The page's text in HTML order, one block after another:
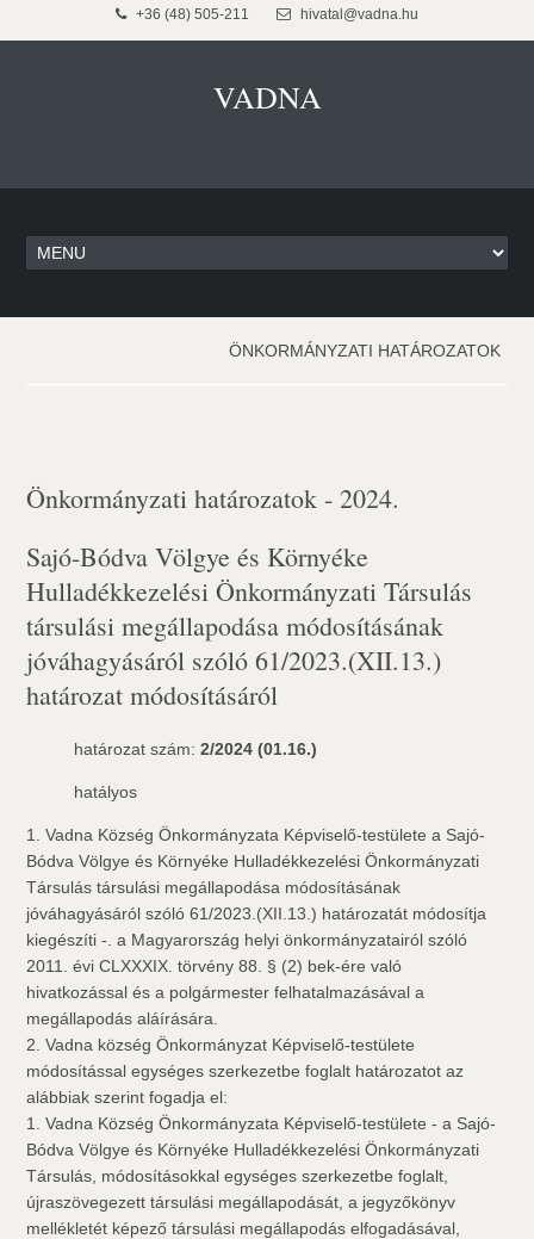
+36 (48) 505-211 hivatal@vadna.hu
VADNA
ÖNKORMÁNYZATI HATÁROZATOK
Önkormányzati határozatok - 2024.
Sajó-Bódva Völgye és Környéke
Hulladékkezelési Önkormányzati Társulás
társulási megállapodása módosításának
jóváhagyásáról szóló 61/2023.(XII.13.)
határozat módosításáról
határozat szám:2/2024 (01.16.)
hatályos
1. Vadna Község Önkormányzata Képviselő-testülete a Sajó-
Bódva Völgye és Környéke Hulladékkezelési Önkormányzati
Társulás társulási megállapodása módosításának
jóváhagyásáról szóló 61/2023.(XII.13.) határozatát módosítja 
kiegészíti -. a Magyarország helyi önkormányzatairól szóló
2011. évi CLXXXIX. törvény 88. § (2) bek-ére való
hivatkozással és a polgármester felhatalmazásával a
megállapodás aláírására.
2. Vadna község Önkormányzat Képviselő-testülete
módosítással egységes szerkezetbe foglalt határozatot az
alábbiak szerint fogadja el:
1. Vadna Község Önkormányzata Képviselő-testülete - a Sajó-
Bódva Völgye és Környéke Hulladékkezelési Önkormányzati
Társulás, módosításokkal egységes szerkezetbe foglalt,
újraszövegezett társulási megállapodását, a jegyzőkönyv
mellékletét képező társulási megállapodás elfogadásával,